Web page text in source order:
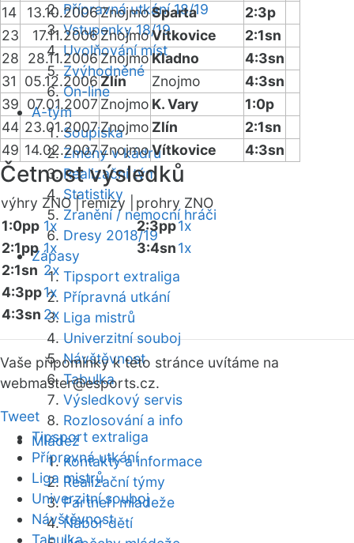
Přípravná utkání 18/19
Vstupenky 18/19
Uvolňování míst
Zvýhodněné
On-line
A-tým
Soupiska
Změny v kádru
Realizační tým
Statistiky
Zranění / nemocní hráči
Dresy 2018/19
Zápasy
Tipsport extraliga
Přípravná utkání
Liga mistrů
Univerzitní souboj
Návštěvnost
Tabulka
Výsledkový servis
Rozlosování a info
Mládež
Kontakty a informace
Realizační týmy
Partneři mládeže
Nábor dětí
14
13.10.2006ZnojmoSparta
2:3p
23
17.11.2006ZnojmoVítkovice
2:1sn
28
28.11.2006 Znojmo Kladno
4:3sn
31
05.12.2006Zlín Znojmo
4:3sn
39 07.01.2007 Znojmo K. Vary
1:0p
44 23.01.2007 Znojmo Zlín
2:1sn
49 14.02.2007ZnojmoVítkovice 4:3sn
Četnost výsledků
výhry ZNO |remízy |
prohry ZNO
1:0pp 1x
2:1pp 1x
2:1sn 2x
4:3pp1x
4:3sn 2x
2:3pp1x
3:4sn1x
Vaše připomínky k této stránce uvítáme na
webmaster@esports.cz.
Tweet
Tipsport extraliga
Přípravná utkání
Liga mistrů
Univerzitní souboj
Návštěvnost
Tabulka